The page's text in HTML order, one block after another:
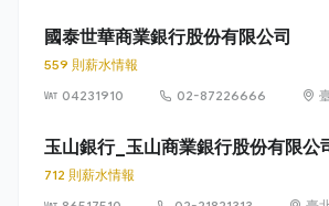
國泰世華商業銀行股份有限公司
559 則薪水情報
04231910
02-87226666
玉山銀行_玉山商業銀行股份有限公
712 則薪水情報